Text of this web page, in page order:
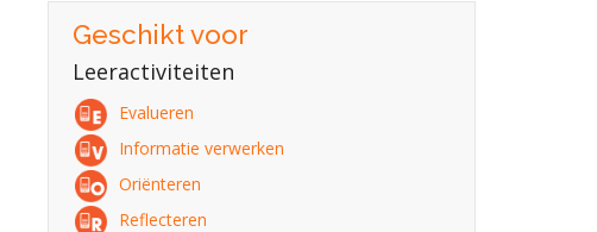
Geschikt voor
Leeractiviteiten
Evalueren
Informatie verwerken
Oriënteren
Reflecteren